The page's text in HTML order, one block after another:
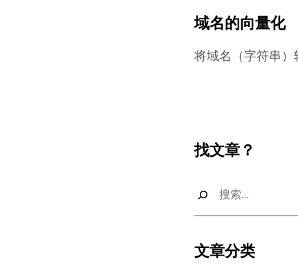
域名的向量化
将域名（字符串
找文章？
文章分类